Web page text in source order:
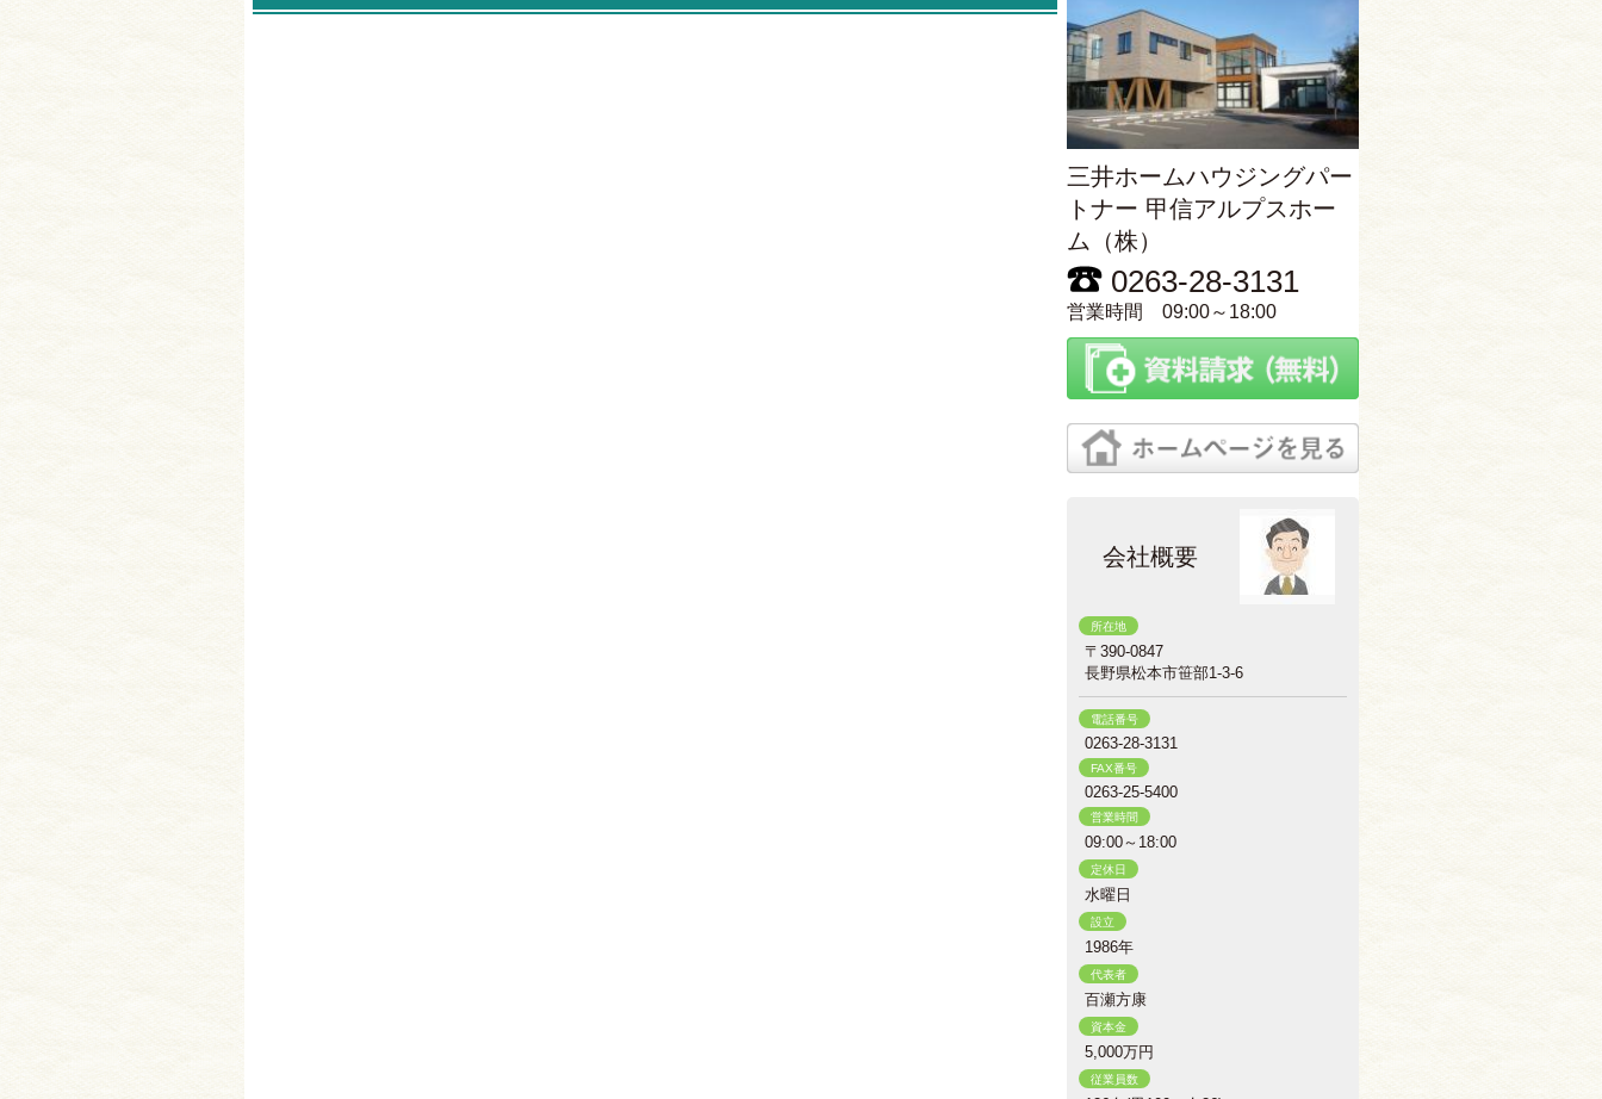
三井ホームハウジングパー
トナー 甲信アルプスホー
ム（株）
0263-28-3131
営業時間 09:00～18:00
会社概要
所在地
〒390-0847
長野県松本市笹部1-3-6
電話番号
0263-28-3131
FAX番号
0263-25-5400
営業時間
09:00～18:00
定休日
水曜日
設立
1986年
代表者
百瀬方康
資本金
5,000万円
従業員数